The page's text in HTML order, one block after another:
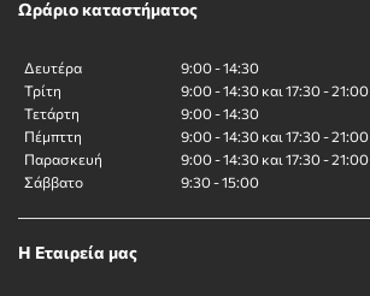
Ωράριο καταστήματος
Δευτέρα
9:00 - 14:30
Τρίτη
9:00 - 14:30 και 17:30 - 21:00
Τετάρτη
9:00 - 14:30
Πέμπττη
9:00 - 14:30 και 17:30 - 21:00
Παρασκευή
9:00 - 14:30 και 17:30 - 21:00
Σάββατο
9:30 - 15:00
Η Εταιρεία μας